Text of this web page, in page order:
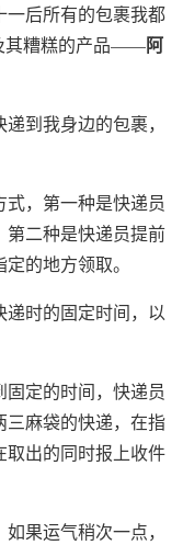
一后所有的包裹我都
其糟糕的产品——阿
到我身边的包裹，
，第一种是快递员
第二种是快递员提前
的地方领取。
时的固定时间，以
定的时间，快递员
三麻袋的快递，在指
取出的同时报上收件
果运气稍次一点，